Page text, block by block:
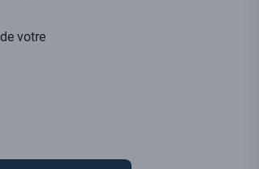
votre